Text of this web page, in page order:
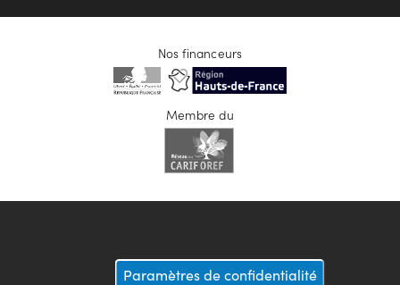
Nos financeurs
Membre du
Paramètres de confidentialité